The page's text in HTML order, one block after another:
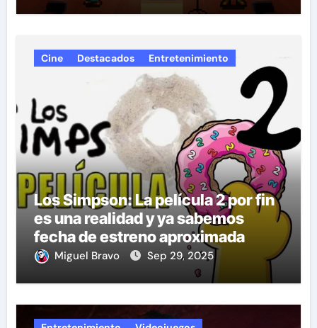
Cine Destacados Entretenimiento
Los Simpson: La película 2 por fin
es una realidad y ya sabemos
fecha de estreno aproximada
Miguel Bravo Sep 29, 2025